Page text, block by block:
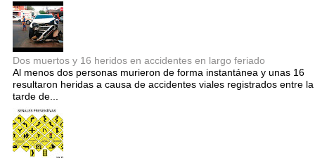
Dos muertos y 16 heridos en accidentes en largo feriado
Al menos dos personas murieron de forma instantánea y unas 16
resultaron heridas a causa de accidentes viales registrados entre la
tarde de...